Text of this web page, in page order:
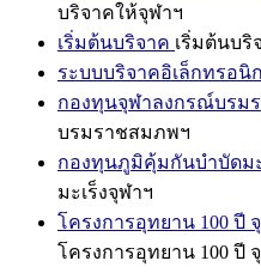
บริจาคให้จุฬาฯ
เริ่มต้นบริจาค เริ่มต้นบริ
ระบบบริจาคอิเล็กทรอนิ
กองทุนจุฬาลงกรณ์บรม
บรมราชสมภพฯ
กองทุนภูมิคุ้มกันบำบัดมะ
มะเร็งจุฬาฯ
โครงการอุทยาน 100 ปี
โครงการอุทยาน 100 ปี